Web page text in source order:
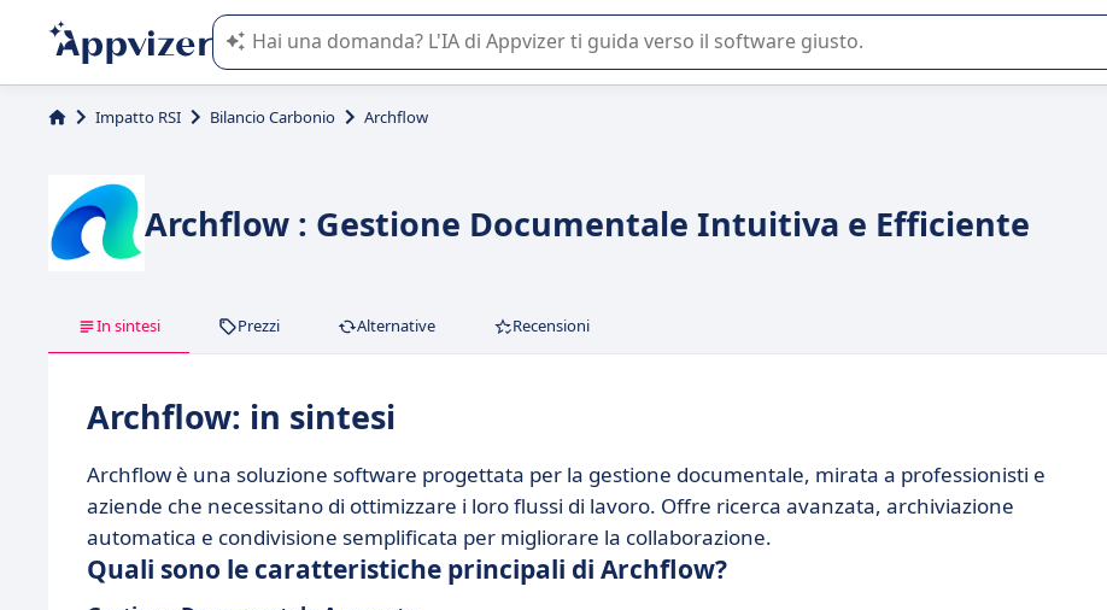
L'IA di Appvizer vi guida nell'utilizzo o nella scelta di un software SaaS per la vostra azienda.
Impatto RSI Bilancio Carbonio Archflow
Archflow : Gestione Documentale Intuitiva e Efficiente
In sintesi Prezzi Alternative Recensioni
Archflow: in sintesi
Archflow è una soluzione software progettata per la gestione documentale, mirata a professionisti e
aziende che necessitano di ottimizzare i loro flussi di lavoro. Offre ricerca avanzata, archiviazione
automatica e condivisione semplificata per migliorare la collaborazione.
Quali sono le caratteristiche principali di Archflow?